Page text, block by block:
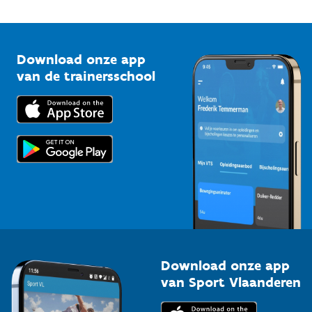
Bedrijven
Trainers en begeleiders
Topsporters
Vlaamse Trainersschool
Kennisplatform
Downloads
Voor de pers
Download onze app
van de trainersschool
Download onze app
van Sport Vlaanderen